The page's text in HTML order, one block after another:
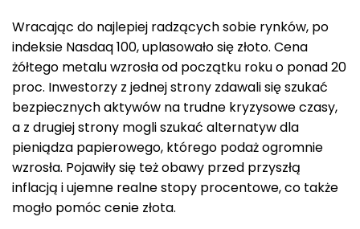
Wracając do najlepiej radzących sobie rynków, po
indeksie Nasdaq 100, uplasowało się złoto. Cena
żółtego metalu wzrosła od początku roku o ponad 20
proc. Inwestorzy z jednej strony zdawali się szukać
bezpiecznych aktywów na trudne kryzysowe czasy,
a z drugiej strony mogli szukać alternatyw dla
pieniądza papierowego, którego podaż ogromnie
wzrosła. Pojawiły się też obawy przed przyszłą
inflacją i ujemne realne stopy procentowe, co także
mogło pomóc cenie złota.